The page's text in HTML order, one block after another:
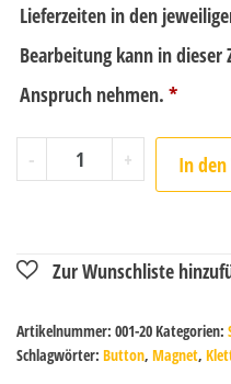
Lieferzeiten in den
Bearbeitung kann in dieser
Anspruch nehmen. *
- + In
Artikelnummer: 001-20Kategorien:
Schlagwörter: Button, Magnet,